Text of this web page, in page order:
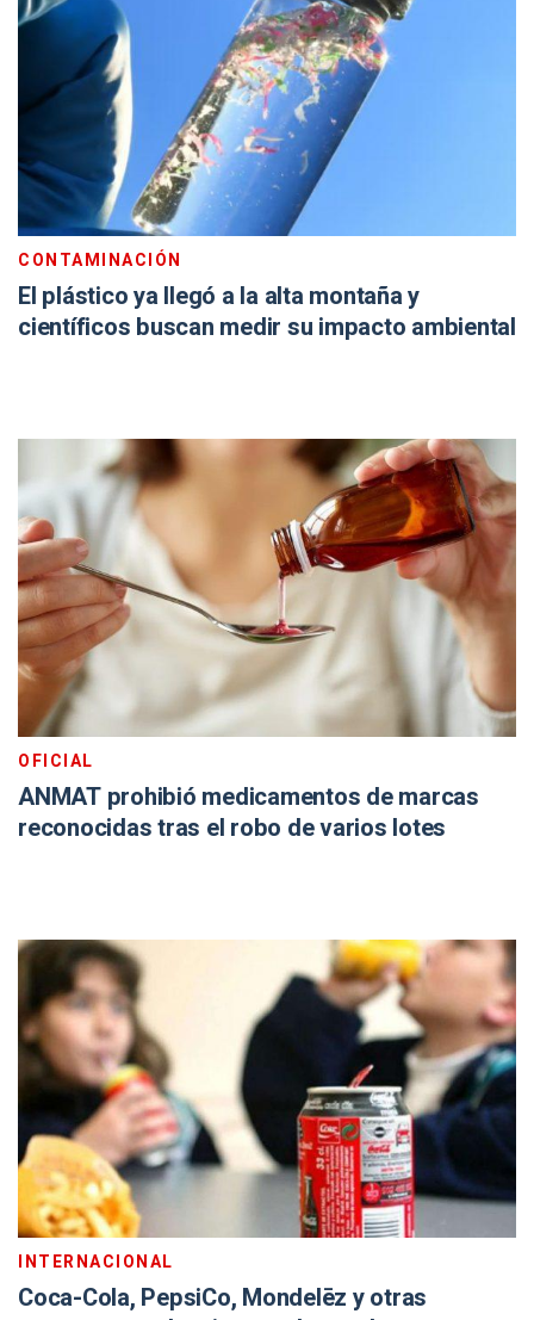
CONTAMINACIÓN
El plástico ya llegó a la alta montaña y
científicos buscan medir su impacto ambiental
OFICIAL
ANMAT prohibió medicamentos de marcas
reconocidas tras el robo de varios lotes
INTERNACIONAL
Coca-Cola, PepsiCo, Mondelēz y otras